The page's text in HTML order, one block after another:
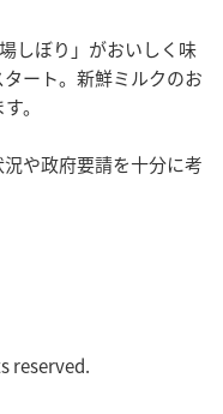
しぼり」がおいしく味
ート。新鮮ミルクのお
。
や政府要請を十分に考
reserved.